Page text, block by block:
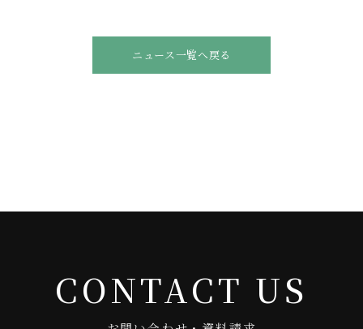
ニュース一覧へ戻る
CONTACT US